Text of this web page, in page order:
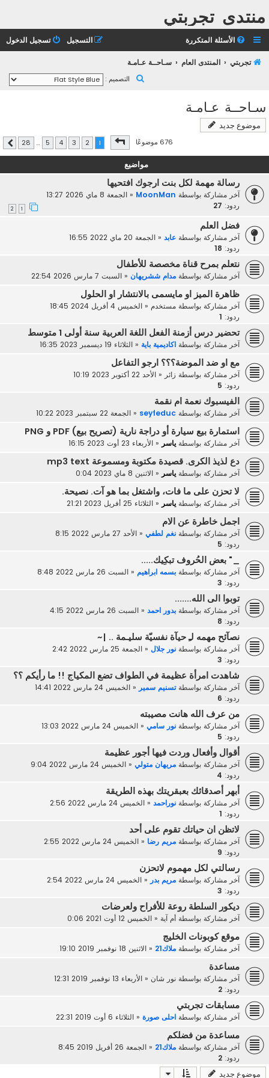
منتدى تجربتي
الأسئلة المتكررة تسجيل الدخول التسجيل
تجربتي المنتدى العام سـاحــة عـامـة
التصميم :
ب
سـاحــة عـامـة
موضوع جديد
676 موضوعًا صفحة1 من28
2
3
4
5
…
28 التالي
مواضيع
رسالة مهمة لكل بنت ارجوك افتحيها
آخر مشاركة بواسطة MoonMan
« الجمعة 8 ماي 2026 13:27
ردود: 27
فضل العلم
آخر مشاركة بواسطة عابد« الجمعة 20 ماي 2022 16:55
ردود: 18
نتعلم بمرح قناة مخصصة للأطفال
آخر مشاركة بواسطة مدام ششريهان« السبت 7 مارس 2026 22:54
ظاهرة الميز او مايسمى بالانتشار او الحلول
آخر مشاركة بواسطة مستخدم« الخميس 4 أفريل 2024 18:45
ردود:
تحضير درس أزمنة الفعل اللغة العربية سنة أولى 1 متوسط
آخر مشاركة بواسطة اكاديمية باية« الثلاثاء 19 ديسمبر 2023 16:35
مع او ضد الموضة؟؟؟ ارجو التفاعل
آخر مشاركة بواسطة زائر« الأحد 22 أكتوبر 2023 10:19
ردود: 5
الفيسبوك نعمة ام نقمة
آخر مشاركة بواسطة seyfeduc
« الجمعة 22 سبتمبر 2023 10:22
استمارة بيع سيارة أو دراجة نارية (تصريح بيع) PDF و PNG
آخر مشاركة بواسطة ياسر« الأربعاء 23 أوت 2023 16:15
دع لذيذ الكرى. قصيدة مكتوبة ومسموعة mp3 text
آخر مشاركة بواسطة ياسر« الاثنين 8 ماي 2023 0:04
لا تحزن على ما فات، واشتغل بما هو آت. نصيحة.
آخر مشاركة بواسطة ياسر« الثلاثاء 25 أفريل 2023 21:21
اجمل خاطرة عن الام
آخر مشاركة بواسطة نغم لطفي« الأحد 27 مارس 2022 8:15
ردود: 5
_" بعض الحُروف تبكِيك.....
آخر مشاركة بواسطة بسمه ابراهيم« السبت 26 مارس 2022 8:48
ردود: 3
توبوا الى الله.......
آخر مشاركة بواسطة بدور احمد« السبت 26 مارس 2022 4:15
ردود: 8
نصآئح مهمه لـِ حيآة نفسيّة سليـمة .. |~
آخر مشاركة بواسطة نور جلال« الجمعة 25 مارس 2022 2:42
ردود: 3
شاهدت امرأة عظيمة في الطواف تضع المكياج !! ما رأيكم ؟؟
آخر مشاركة بواسطة تسنيم سمير« الخميس 24 مارس 2022 14:41
ردود: 6
من عرف الله هانت مصيبته
آخر مشاركة بواسطة نور سامي« الخميس 24 مارس 2022 13:03
ردود: 5
أقوال وأفعال وردت فيها أجور عظيمة
آخر مشاركة بواسطة مريهان متولي« الخميس 24 مارس 2022 9:04
ردود: 4
أبهر أصدقائك بعبقريتك بهذه الطريقة
آخر مشاركة بواسطة نوراحمد« الخميس 24 مارس 2022 2:56
ردود:
لاتظن ان حياتك تقوم على أحد
آخر مشاركة بواسطة مريم رضا« الخميس 24 مارس 2022 2:55
ردود: 9
رسالتي لكل مهموم لاتحزن
آخر مشاركة بواسطة مريم بدر« الخميس 24 مارس 2022 2:54
ردود: 3
ديكور السلطة روعة للأفراح ولعرضات
آخر مشاركة بواسطة أم آية« الخميس 12 أوت 2021 0:06
موقع كوبونات الخليج
آخر مشاركة بواسطة ملاك21 « الاثنين 18 نوفمبر 2019 19:10
مساعدة
آخر مشاركة بواسطة نور شان« الأربعاء 13 نوفمبر 2019 12:31
ردود: 2
مسابقات تجربتي
آخر مشاركة بواسطة احلى صورة« الثلاثاء 6 أوت 2019 22:31
مساعدة من فضلكم
آخر مشاركة بواسطة ملاك21 « الجمعة 26 أفريل 2019 8:45
ردود: 2
موضوع جديد